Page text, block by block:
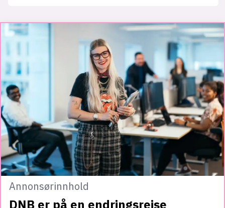
Annonsørinnhold
DNB er på en endringsreise